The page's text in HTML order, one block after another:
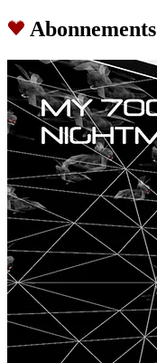
Abonnements